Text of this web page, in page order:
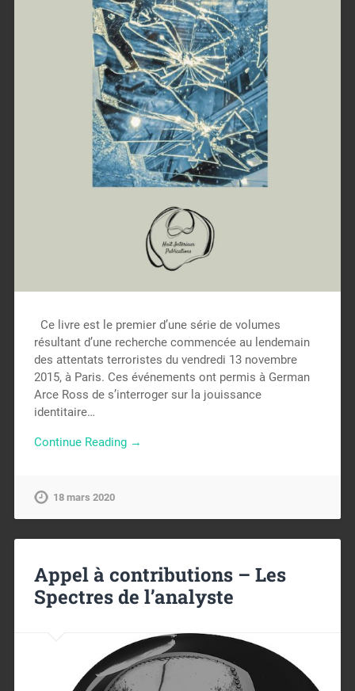
Ce livre est le premier d’une série de volumes
résultant d’une recherche commencée au lendemain
des attentats terroristes du vendredi 13 novembre
2015, à Paris. Ces événements ont permis à German
Arce Ross de s’interroger sur la jouissance
identitaire…
Continue Reading →
18 mars 2020
Appel à contributions – Les
Spectres de l’analyste